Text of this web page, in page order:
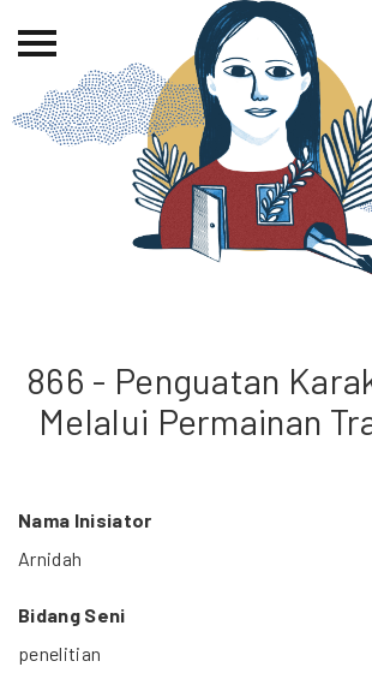
Beranda
Tentang
Permohonan Hibah
Sekolah Pemikiran
Proyek Terdahulu
Kredit Web-site
866 - Penguatan
Melalui Permainan
Nama Inisiator
Arnidah
Bidang Seni
penelitian